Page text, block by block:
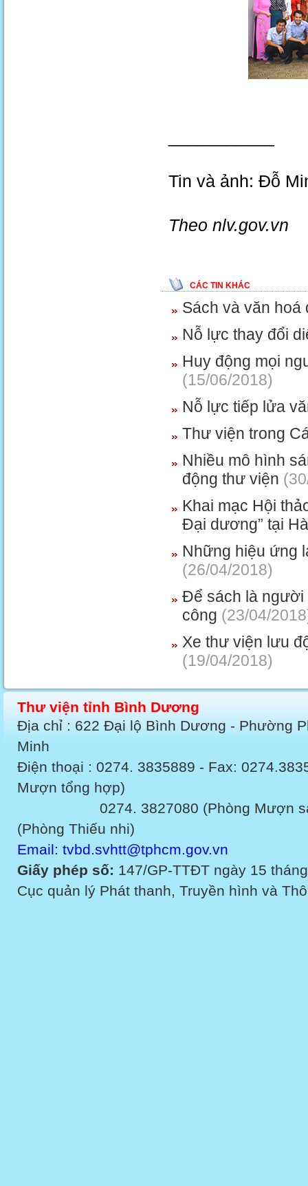
Tin và ảnh: Đỗ
Theo nlv.gov.vn
CÁC TIN KHÁC
Sách và văn hoá
Nỗ lực thay đổi
Huy động mọi
(15/06/2018)
Nỗ lực tiếp lửa
Thư viện trong
Nhiều mô hình
động thư viện
Khai mạc Hội
Đại dương” tại
Những hiệu ứng
(26/04/2018)
Để sách là người
công (23/04/
Xe thư viện lưu
(19/04/2018)
Thư viện tỉnh Bình Dương
Địa chỉ : 622 Đại lộ Bình Dương - Phường
Minh
Điện thoại : 0274. 3835889 - Fax:
Mượn tổng hợp)
0274. 3827080 (Phòng Mượn sách
(Phòng Thiếu nhi)
Email: tvbd.svhtt@tphcm.gov.vn
Giấy phép số: 147/GP-TTĐT ngày 15
Cục quản lý Phát thanh, Truyền hình và